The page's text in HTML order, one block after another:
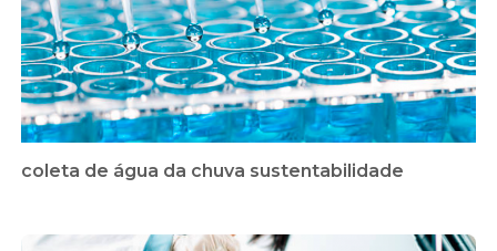
coleta de água da chuva sustentabilidade